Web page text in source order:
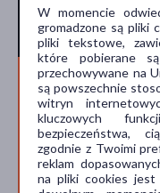
Ostrzeżenia
Przed zażyciem leku,
Pacjenta oraz
Nie stosować, jeśli:
leku, przyjmujesz
lub masz poważne
Skonsultuj się z
W momencie
gromadzone są pliki
pliki tekstowe,
które pobierane
przechowywane na
są powszechnie
witryn
kluczowych
bezpieczeństwa,
zgodnie z Twoimi
reklam
na pliki cookies